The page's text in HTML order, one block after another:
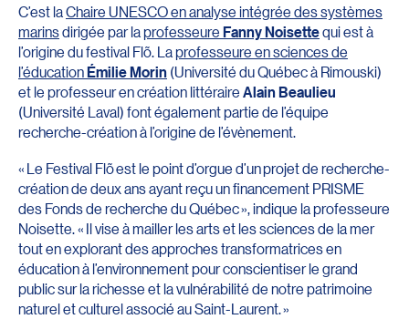
C’est laChaire UNESCO en analyse intégrée des systèmes
marinsdirigée par laprofesseureFanny Noisettequi est à
l’origine du festival Flõ. Laprofesseure en sciences de
l’éducationÉmilie Morin(Université du Québec à Rimouski)
et le professeur en création littéraireAlain Beaulieu
(Université Laval) font également partie de l’équipe
recherche-création à l’origine de l’évènement.
« Le Festival Flõ est le point d’orgue d’un projet de recherche-
création de deux ans ayant reçu un financement PRISME
des Fonds de recherche du Québec », indique la professeure
Noisette. « Il vise à mailler les arts et les sciences de la mer
tout en explorant des approches transformatrices en
éducation à l’environnement pour conscientiser le grand
public sur la richesse et la vulnérabilité de notre patrimoine
naturel et culturel associé au Saint-Laurent. »